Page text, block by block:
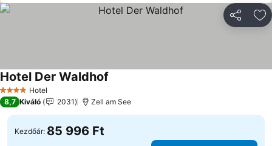
4 KategóriaHotel
Hotel Der Waldhof
8,7 Kiváló 2031 Zell am See
Kezdőár: 85 996 Ft